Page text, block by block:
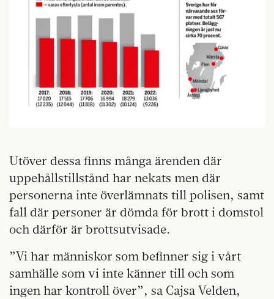
Utöver dessa finns många ärenden där
uppehållstillstånd har nekats men där
personerna inte överlämnats till polisen, samt
fall där personer är dömda för brott i domstol
och därför är brottsutvisade.
”Vi har människor som befinner sig i vårt
samhälle som vi inte känner till och som
ingen har kontroll över”, sa Cajsa Velden,